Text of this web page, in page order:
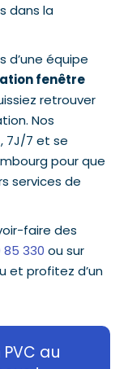
dans la
d’une équipe
fenêtre
retrouver
Nos
7J/7 et se
pour que
services de
faire des
85 330 ou sur
et profitez d’un
au